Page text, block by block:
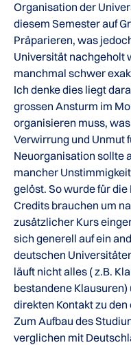
Organisation der
diesem Semester auf
Präparieren, was
Universität nachgeholt
manchmal schwer
Ich denke dies liegt
grossen Ansturm im
organisieren muss,
Verwirrung und Unmut
Neuorganisation sollte
mancher
gelöst. So wurde für
Credits brauchen um
zusätzlicher Kurs
sich generell auf ein
deutschen
läuft nicht alles ( z.B.
bestandene
direkten Kontakt zu
Zum Aufbau des
verglichen mit